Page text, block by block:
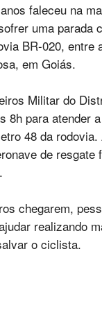
faleceu na
uma parada
BR-020, entre
em Goiás.
Militar do
8h para atender
48 da
de resgate
chegarem,
realizando
o ciclista.